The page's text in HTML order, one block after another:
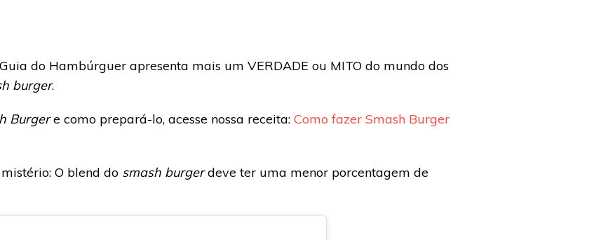
do Hambúrguer apresenta mais um VERDADE ou MITO do mundo dos
burger.
Burgere como prepará-lo, acesse nossa receita: Como fazer Smash Burger
O blend do smash burgerdeve ter uma menor porcentagem de